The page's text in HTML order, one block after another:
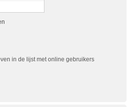
in de lijst met online gebruikers